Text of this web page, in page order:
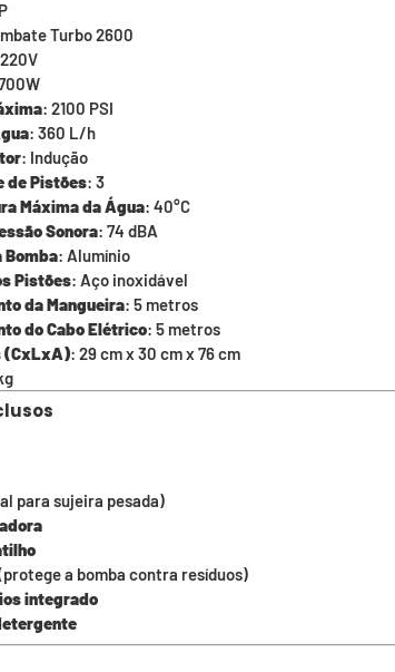
Turbo 2600
: 2100 PSI
: 360 L/h
: Indução
de Pistões: 3
Máxima da Água: 40°C
Sonora: 74 dBA
Bomba: Alumínio
Pistões: Aço inoxidável
da Mangueira: 5 metros
do Cabo Elétrico: 5 metros
(CxLxA): 29 cm x 30 cm x 76 cm
para sujeira pesada)
a bomba contra resíduos)
integrado